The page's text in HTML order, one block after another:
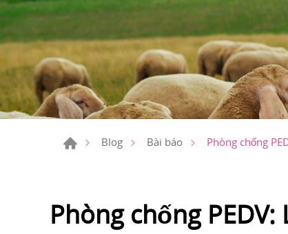
Blog Bài báo Phòng chống
Phòng chống